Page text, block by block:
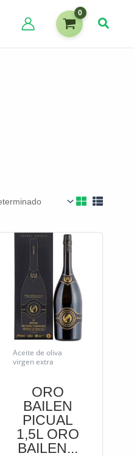
Aceite de oliva
virgen extra
ORO
BAILEN
PICUAL
1,5L ORO
BAILEN...